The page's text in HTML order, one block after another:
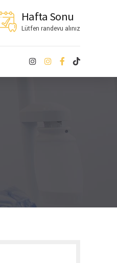
Hafta Sonu
Lütfen randevu alınız